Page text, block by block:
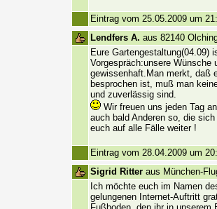
Eintrag vom 25.05.2009 um
Lendfers A. aus 82140
Eure Gartengestaltung(04.09)
Vorgespräch:unsere Wünsche
gewissenhaft.Man merkt, daß
besprochen ist, muß man
und zuverlässig sind.
Wir freuen uns jeden Tag
auch bald Anderen so, die
euch auf alle Fälle weiter !
Eintrag vom 28.04.2009 um
Sigrid Ritter aus München-
Ich möchte euch im Namen
gelungenen Internet-Auftritt